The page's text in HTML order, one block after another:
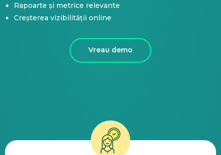
Rapoarte și metrice relevante
Creșterea vizibilității online
Vreau demo